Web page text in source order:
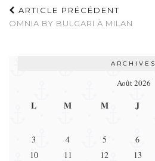
ARTICLE PRÉCÉDENT
OMNIA BY BULGARI À MILAN
ARCHIVES
Août 2026
L M M J
3
4 5 6
10
11 12 13